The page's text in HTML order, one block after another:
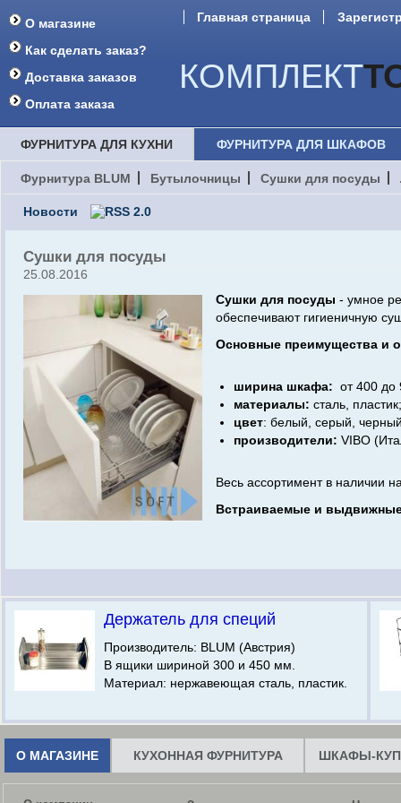
О магазине
Как сделать заказ?
Доставка заказов
Оплата заказа
Главная страница
КОМПЛЕКТ
ФУРНИТУРА ДЛЯ КУХНИ ФУРНИТУРА ДЛЯ ШКАФОВ
Фурнитура BLUM Бутылочницы Сушки для посуды
Новости
Сушки для посуды
25.08.2016
Сушки для посуды - умное
обеспечивают гигиеничную
Основные преимущества и
ширина шкафа: от 400
материалы: сталь, пластик;
цвет: белый, серый,
производители: VIBO
Весь ассортимент в наличии
Встраиваемые и
Держатель для специй
Производитель: BLUM (Австрия)
В ящики шириной 300 и 450 мм.
Материал: нержавеющая сталь, пластик.
О МАГАЗИНЕ КУХОННАЯ ФУРНИТУРА ШКАФЫ-